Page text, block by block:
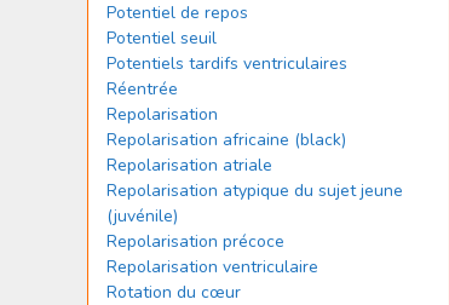
Potentiel de repos
Potentiel seuil
Potentiels tardifs ventriculaires
Réentrée
Repolarisation
Repolarisation africaine (black)
Repolarisation atriale
Repolarisation atypique du sujet jeune
(juvénile)
Repolarisation précoce
Repolarisation ventriculaire
Rotation du cœur